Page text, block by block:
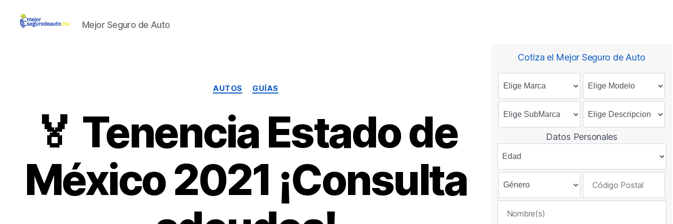
Mejor Seguro de Auto
Categorías
AUTOS GUÍAS
🏅 Tenencia Estado de
México 2021 ¡Consulta
Cotiza el Mejor Seguro de Auto
Datos Personales